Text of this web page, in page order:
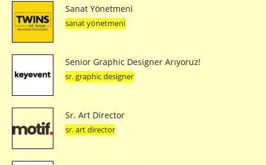
Sanat Yönetmeni
sanat yönetmeni
Senior Graphic Designer Arıyoruz!
sr. graphic designer
Sr. Art Director
sr. art director